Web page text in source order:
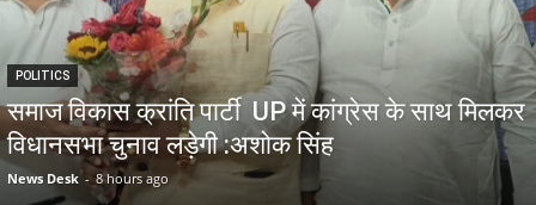
POLITICS
समाज विकास क्रांति पार्टी UP में कांग्रेस के साथ मिलकर
विधानसभा चुनाव लड़ेगी :अशोक सिंह
News Desk - 8 hours ago